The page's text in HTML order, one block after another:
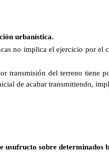
urbanística.
no implica el ejercicio por
transmisión del terreno
de acabar transmitiendo,
usufructo sobre determinados